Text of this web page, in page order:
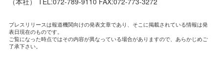
プレスリリースは報道機関向けの発表文章であり、そこに掲載されている情報は発
表日現在のものです。
ご覧になった時点ではその内容が異なっている場合がありますので、あらかじめご
了承下さい。